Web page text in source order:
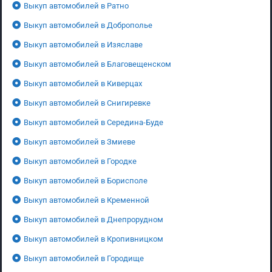
Выкуп автомобилей в Ратно
Выкуп автомобилей в Доброполье
Выкуп автомобилей в Изяславе
Выкуп автомобилей в Благовещенском
Выкуп автомобилей в Киверцах
Выкуп автомобилей в Снигиревке
Выкуп автомобилей в Середина-Буде
Выкуп автомобилей в Змиеве
Выкуп автомобилей в Городке
Выкуп автомобилей в Борисполе
Выкуп автомобилей в Кременной
Выкуп автомобилей в Днепрорудном
Выкуп автомобилей в Кропивницком
Выкуп автомобилей в Городище